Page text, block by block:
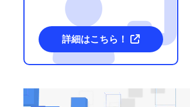
詳細はこちら！